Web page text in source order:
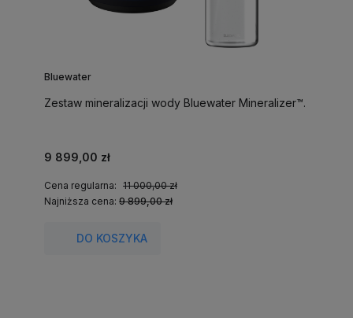
Bluewater
Zestaw mineralizacji wody Bluewater Mineralizer™.
9 899,00 zł
Cena regularna: 11 000,00 zł
Najniższa cena: 9 899,00 zł
DO KOSZYKA